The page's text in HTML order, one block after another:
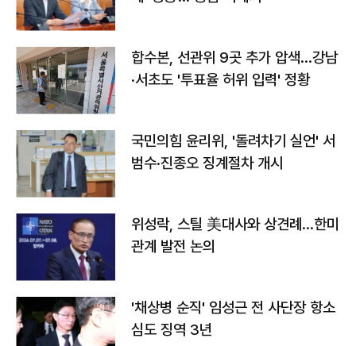
합수본, 선관위 9곳 추가 압색…강남
·서초도 '투표율 허위 입력' 정황
국민의힘 윤리위, '돌려차기 실언' 서
범수·진종오 징계절차 개시
위성락, 스틸 美대사와 상견례…한미
관계 발전 논의
'채상병 순직' 임성근 전 사단장 항소
심도 징역 3년